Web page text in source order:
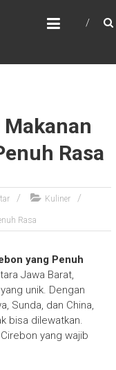
Rasa
Kuliner
Rasa
yang Penuh
Jawa Barat,
unik. Dengan
Sunda, dan China,
bisa dilewatkan.
yang wajib